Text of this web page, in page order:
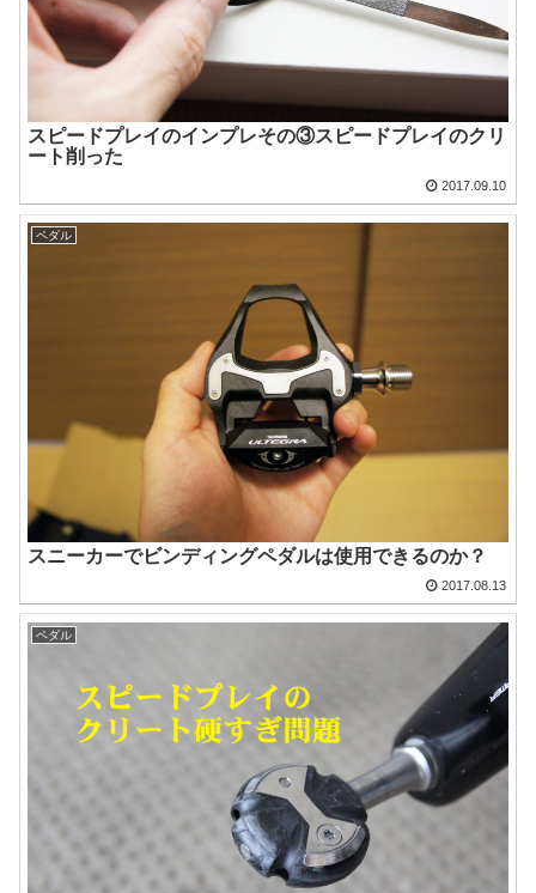
スピードプレイのインプレその③スピードプレイのクリ
ート削った
2017.09.10
ペダル
スニーカーでビンディングペダルは使用できるのか？
2017.08.13
ペダル